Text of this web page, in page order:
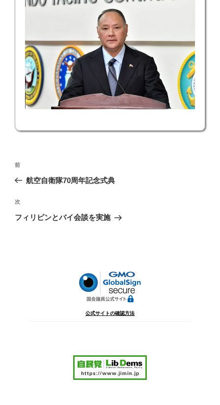
投
ビ
ゲ
前
の
稿
前
航空自衛隊70周年記念式典
次
の
次
フィリピンとバイ会談を実施
公式サイトの確認方法